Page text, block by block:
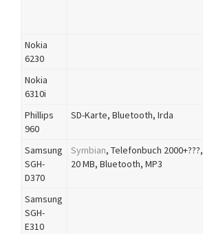
Nokia
6230
Nokia
6310i
Phillips
960
SD-Karte, Bluetooth, Irda
Samsung
SGH-
D370
Symbian, Telefonbuch 2000+???,
20 MB, Bluetooth, MP3
Samsung
SGH-
E310